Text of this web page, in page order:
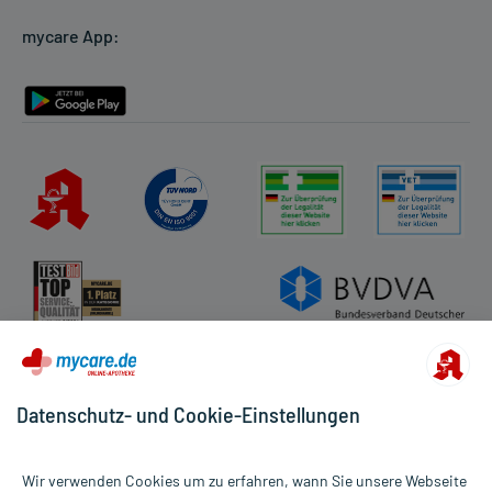
Rückgabe/Widerruf
mycare App:
Datenschutz- und Cookie-Einstellungen
Wir verwenden Cookies um zu erfahren, wann Sie unsere Webseite